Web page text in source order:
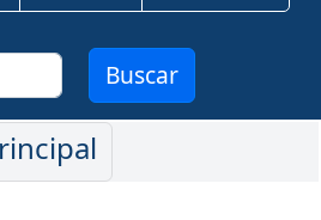
Buscar